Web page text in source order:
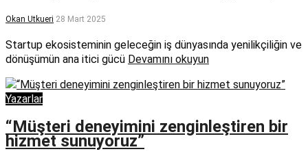
Okan Utkueri 28 Mart 2025
Startup ekosisteminin geleceğin iş dünyasında yenilikçiliğin ve
dönüşümün ana itici gücü Devamını okuyun
Yazarlar
“Müşteri deneyimini zenginleştiren bir
hizmet sunuyoruz”